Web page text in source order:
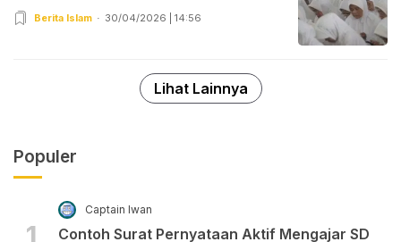
Berita Islam 30/04/2026 | 14:56
Lihat Lainnya
Populer
1
Captain Iwan
Contoh Surat Pernyataan Aktif Mengajar SD